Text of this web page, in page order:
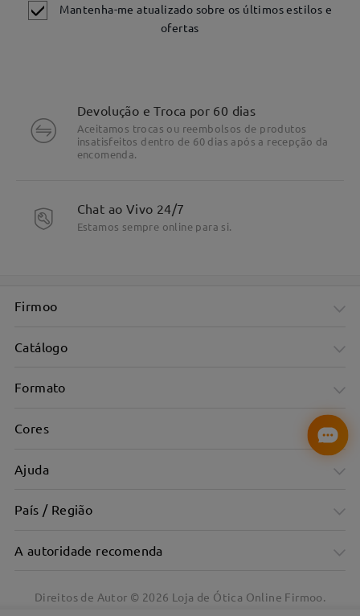
Mantenha-me atualizado sobre os últimos estilos e
ofertas
Devolução e Troca por 60 dias
Aceitamos trocas ou reembolsos de produtos
insatisfeitos dentro de 60 dias após a recepção da
encomenda.
Chat ao Vivo 24/7
Estamos sempre online para si.
Firmoo
Catálogo
Formato
Cores
Ajuda
País / Região
A autoridade recomenda
Direitos de Autor © 2026 Loja de Ótica Online Firmoo.